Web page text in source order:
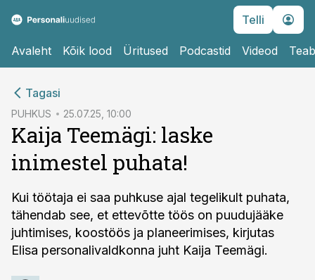
Telli
Avaleht Kõik lood Üritused Podcastid Videod
Tagasi
PUHKUS 25.07.25, 10:00
Kaija Teemägi: laske
inimestel puhata!
Kui töötaja ei saa puhkuse ajal tegelikult puhata,
tähendab see, et ettevõtte töös on puudujääke
juhtimises, koostöös ja planeerimises, kirjutas
Elisa personalivaldkonna juht Kaija Teemägi.